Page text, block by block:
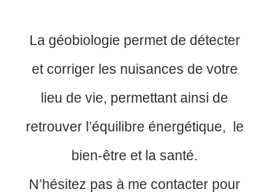
La géobiologie permet de détecter
et corriger les nuisances de votre
lieu de vie, permettant ainsi de
retrouver l’équilibre énergétique, le
bien-être et la santé.
N’hésitez pas à me contacter pour